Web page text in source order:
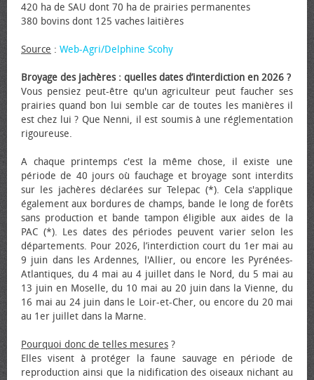
420 ha de SAU dont 70 ha de prairies permanentes
380 bovins dont 125 vaches laitières
Source : Web-Agri/Delphine Scohy
Broyage des jachères : quelles dates d’interdiction en 2026 ?
Vous pensiez peut-être qu'un agriculteur peut faucher ses
prairies quand bon lui semble car de toutes les manières il
est chez lui ? Que Nenni, il est soumis à une réglementation
rigoureuse.
A chaque printemps c'est la même chose, il existe une
période de 40 jours où fauchage et broyage sont interdits
sur les jachères déclarées sur Telepac (*). Cela s'applique
également aux bordures de champs, bande le long de forêts
sans production et bande tampon éligible aux aides de la
PAC (*). Les dates des périodes peuvent varier selon les
départements. Pour 2026, l’interdiction court du 1er mai au
9 juin dans les Ardennes, l'Allier, ou encore les Pyrénées-
Atlantiques, du 4 mai au 4 juillet dans le Nord, du 5 mai au
13 juin en Moselle, du 10 mai au 20 juin dans la Vienne, du
16 mai au 24 juin dans le Loir-et-Cher, ou encore du 20 mai
au 1er juillet dans la Marne.
Pourquoi donc de telles mesures ?
Elles visent à protéger la faune sauvage en période de
reproduction ainsi que la nidification des oiseaux nichant au